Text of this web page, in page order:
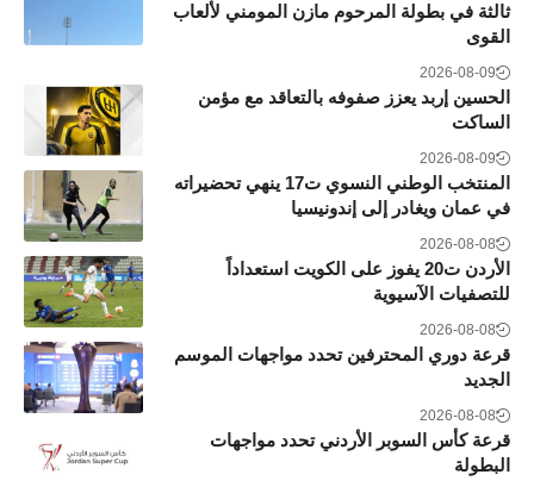
ثالثة في بطولة المرحوم مازن المومني لألعاب
القوى
2026-08-09
الحسين إربد يعزز صفوفه بالتعاقد مع مؤمن
الساكت
2026-08-09
المنتخب الوطني النسوي ت17 ينهي تحضيراته
في عمان ويغادر إلى إندونيسيا
2026-08-08
الأردن ت20 يفوز على الكويت استعداداً
للتصفيات الآسيوية
2026-08-08
قرعة دوري المحترفين تحدد مواجهات الموسم
الجديد
2026-08-08
قرعة كأس السوبر الأردني تحدد مواجهات
البطولة